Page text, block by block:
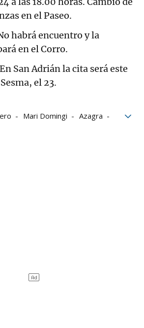
en el Paseo.
habrá encuentro y la
en el Corro.
En San Adrián la cita será este
el 23.
Mari Domingi
Azagra